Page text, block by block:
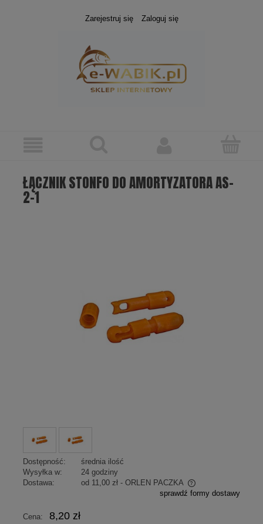
Zarejestruj się Zaloguj się
ŁĄCZNIK STONFO DO AMORTYZATORA AS-
2-1
Dostępność:
średnia ilość
Wysyłka w:
24 godziny
Dostawa:
od 11,00 zł - ORLEN PACZKA
Cena nie zawiera ewentualnych kosztów płatności
sprawdź formy dostawy
Cena: 8,20 zł